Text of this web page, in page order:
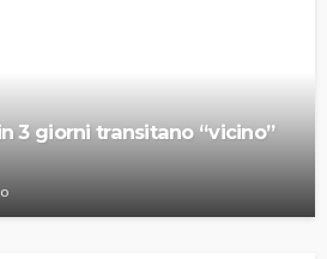
3 giorni transitano “vicino”